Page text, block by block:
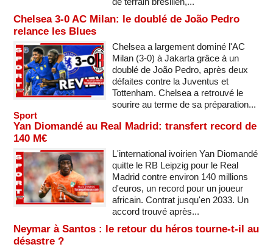
Chelsea 3-0 AC Milan: le doublé de João Pedro
relance les Blues
Chelsea a largement dominé l'AC
Milan (3-0) à Jakarta grâce à un
doublé de João Pedro, après deux
défaites contre la Juventus et
Tottenham. Chelsea a retrouvé le
sourire au terme de sa préparation...
Sport
Yan Diomandé au Real Madrid: transfert record de
140 M€
L'international ivoirien Yan Diomandé
quitte le RB Leipzig pour le Real
Madrid contre environ 140 millions
d'euros, un record pour un joueur
africain. Contrat jusqu'en 2033. Un
accord trouvé après...
Neymar à Santos : le retour du héros tourne-t-il au
désastre ?